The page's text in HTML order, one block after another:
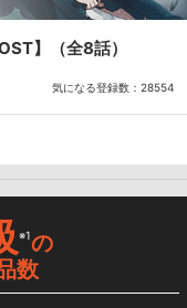
】 （全8話）
気になる登録数： 28554
※1の
数